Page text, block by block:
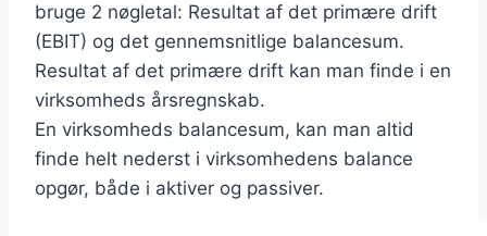
bruge 2 nøgletal: Resultat af det primære drift
(EBIT) og det gennemsnitlige balancesum.
Resultat af det primære drift kan man finde i en
virksomheds årsregnskab.
En virksomheds balancesum, kan man altid
finde helt nederst i virksomhedens balance
opgør, både i aktiver og passiver.